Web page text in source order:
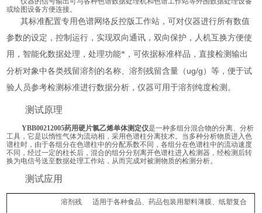
或绘图设备方便连接。
其标准配置专用色谱网络反控版工作站，可对仪器进行所有数值
参数的设定，控制运行，实现双向通讯，双向保护，人机互换方便使
用，智能化数据处理，处理功能*，可依据标准样品，直接检测输出
分析对象中各类残留溶剂的名称、溶剂残留含量（ ug/g ）等，便于试
验人员参考检测标准进行数据分析，仪器可用于溶剂纯度检测。
测试原理
YBB00212005药用硬片氯乙烯单体测定仪是一种多组分混合物的分离、分析
工具，它是以惰性气体为流动相，采用色谱柱分离技术。当多种分析物质进入色
谱柱时，由于各组分在色谱柱中的分配系数不同，各组分在色谱柱中的流动速度
不同，经过一定的柱长后，混合的组分分别离开色谱柱进入检测器，经检测后转
换为电信号送至数据处理工作站，从而完成对被测物质的检测分析。
测试应用
溶剂残
适用于各种食品、药品包装用塑料薄膜、纸塑复合